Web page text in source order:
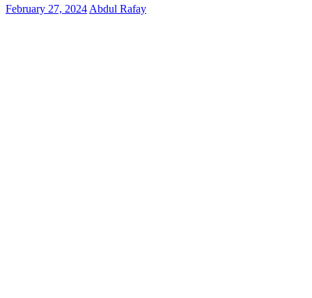
February 27, 2024Abdul Rafay